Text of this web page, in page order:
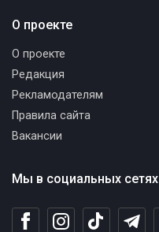
Мы в социальных сетях
О проекте
О проекте
Редакция
Рекламодателям
Правила сайта
Вакансии